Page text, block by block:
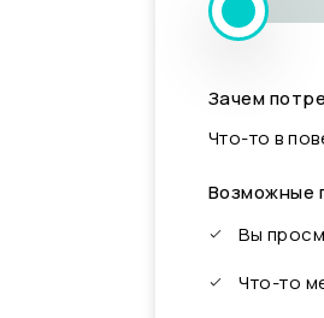
Зачем
Что-то в
Возможные
Вы
Что-то